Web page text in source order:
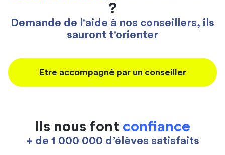
?
Demande de l'aide à nos conseillers, ils
sauront t'orienter
Etre accompagné par un conseiller
Ils nous font confiance
+ de 1 000 000 d’élèves satisfaits